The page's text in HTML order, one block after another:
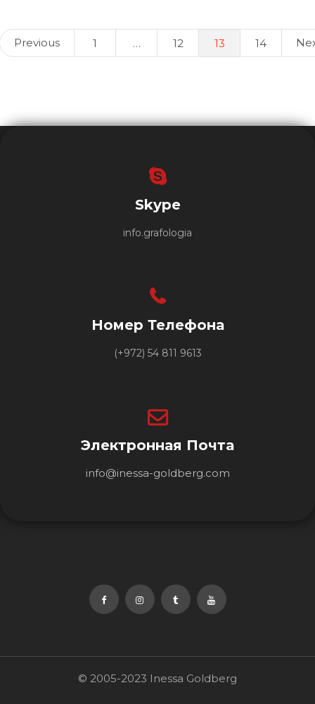
Posts
Previous 1 … 12 13 14
Skype
info.grafologia
Номер Телефона
(+972) 54 811 9613
Электронная Почта
info@inessa-goldberg.com
© 2005-2023 Inessa Goldberg